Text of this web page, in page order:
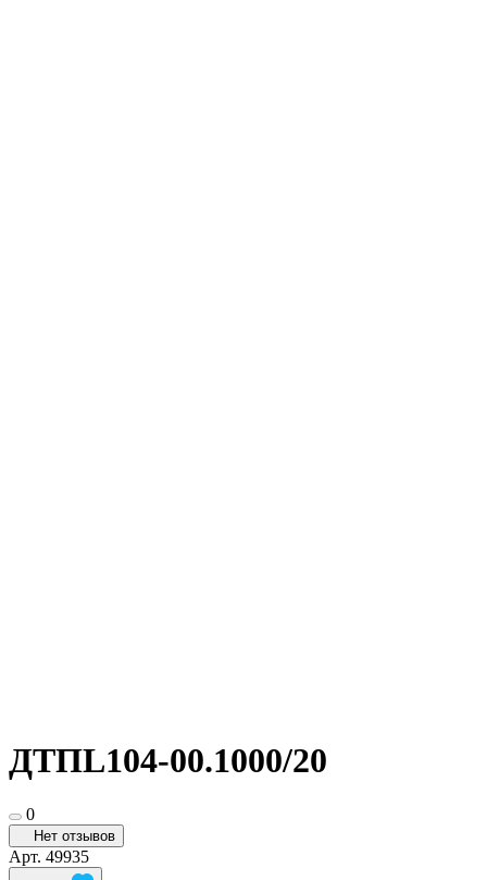
ДТПL104-00.1000/20
0
Нет отзывов
Арт. 49935